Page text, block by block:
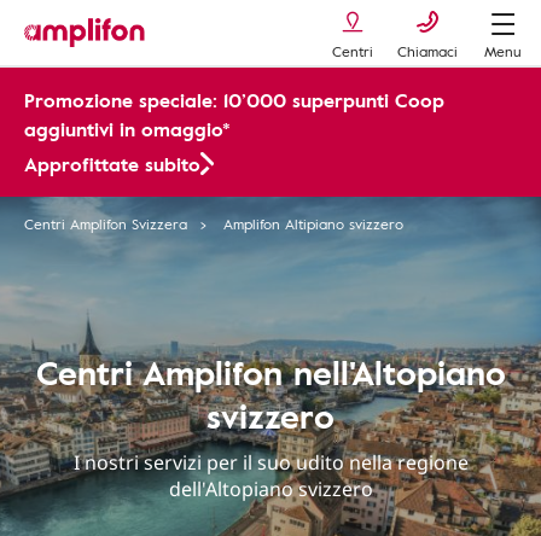
Centri Chiamaci Menu
Promozione speciale: 10’000 superpunti Coop
aggiuntivi in omaggio*
Approfittate subito
Centri Amplifon Svizzera Amplifon Altipiano svizzero
Centri Amplifon nell'Altopiano
svizzero
I nostri servizi per il suo udito nella regione
dell'Altopiano svizzero